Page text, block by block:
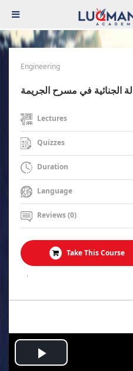
Engineering
الجنائية في مسرح الجريمة
Lectures
Quizzes
Duration
Language
Reviews (0)
Take This Course
.
Play